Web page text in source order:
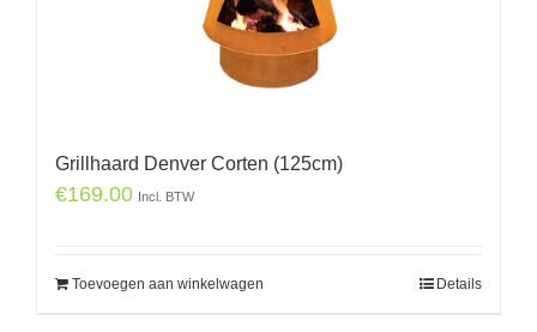
Grillhaard Denver Corten (125cm)
€169.00 Incl. BTW
Toevoegen aan winkelwagen Details